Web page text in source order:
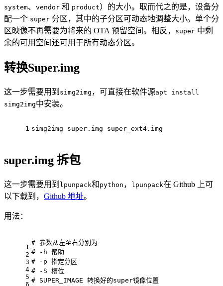
system、 vendor 和 product）的大小。取而代之的是，设备分
配一个 super 分区，其中的子分区可动态地调整大小。单个分
区映像不再需要为将来的 OTA 预留空间。相反，
super 中剩
余的可用空间还可用于所有动态分区。
转换Super.img
这一步需要用到 simg2img ，可直接在软件源apt install
simg2img中安装。
1 simg2img super.img super_ext4.img
super.img 拆包
这一步需要用到 lpunpack和 python ， lpunpack在 Github 上可
以下载到， Github 地址。
用法：
1
2
3
4
5
6
# 参数从左至右分别为
# -h 帮助
# -p 指定分区
# -S 槽位
# SUPER_IMAGE 转换好的super镜像位置